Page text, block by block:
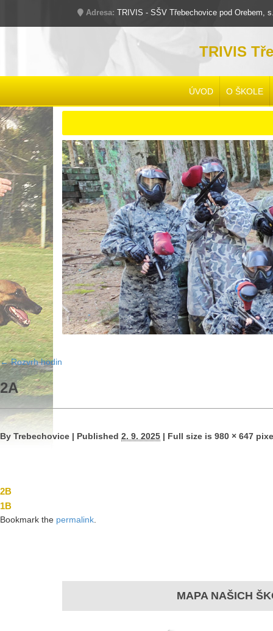
Adresa: TRIVIS - SŠV Třebechovice pod Orebem,
TRIVIS
ÚVOD O ŠKOLE
←Rozvrh hodin
2A
By Trebechovice | Published 2. 9. 2025 | Full size is 980 × 647
2B
1B
Bookmark the permalink
MAPA NAŠICH